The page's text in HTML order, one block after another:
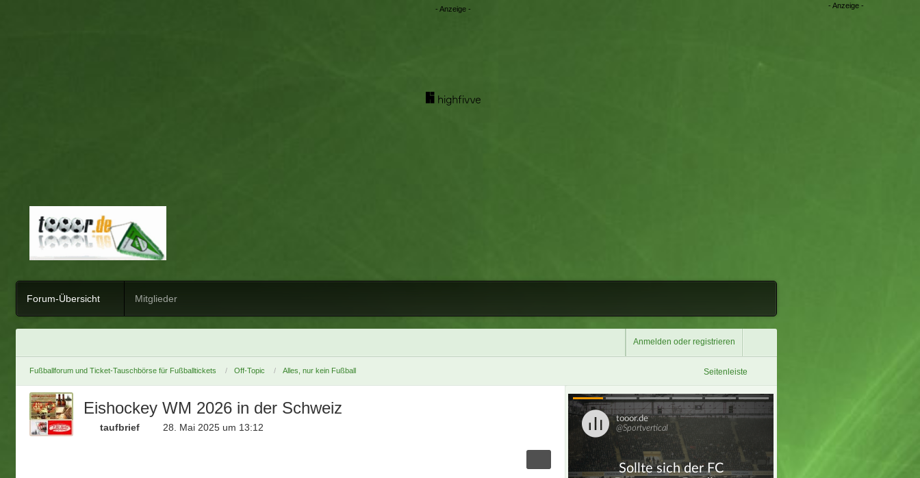
Forum-Übersicht Mitglieder
Anmelden oder registrieren
Fußballforum und Ticket-Tauschbörse für Fußballtickets Off-Topic Alles, nur kein Fußball Seitenleiste
Eishockey WM 2026 in der Schweiz
taufbrief 28. Mai 2025 um 13:12